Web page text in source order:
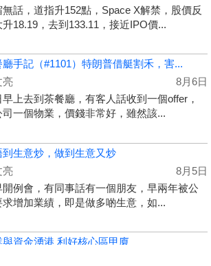
無話，道指升152點，Space X解禁，股價反
升18.19，去到133.11，接近IPO價...
廳手記（#1101）特朗普借艇割禾，害...
亮
8月6日
早上去到茶餐廳，有客人話收到一個offer，
司一個物業，價錢非常好，雖然該...
到生意炒，做到生意又炒
亮
8月5日
開例會，有同事話有一個朋友，早兩年被公
求增加業績，即是做多啲生意，如...
與資金湧港 利好核心區甲廈